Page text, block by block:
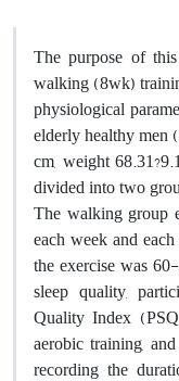
The purpose of
walking (8wk)
physiological
elderly healthy men
cm, weight
divided into two
The walking group
each week and
the exercise was
sleep quality,
Quality Index
aerobic training,
recording the